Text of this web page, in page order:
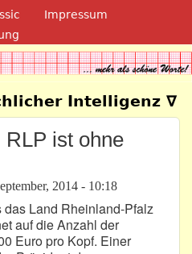
Impressum
Intelligenz ∇
RLP ist ohne
2014 - 10:18
Land Rheinland-Pfalz
auf die Anzahl der
Euro pro Kopf. Einer